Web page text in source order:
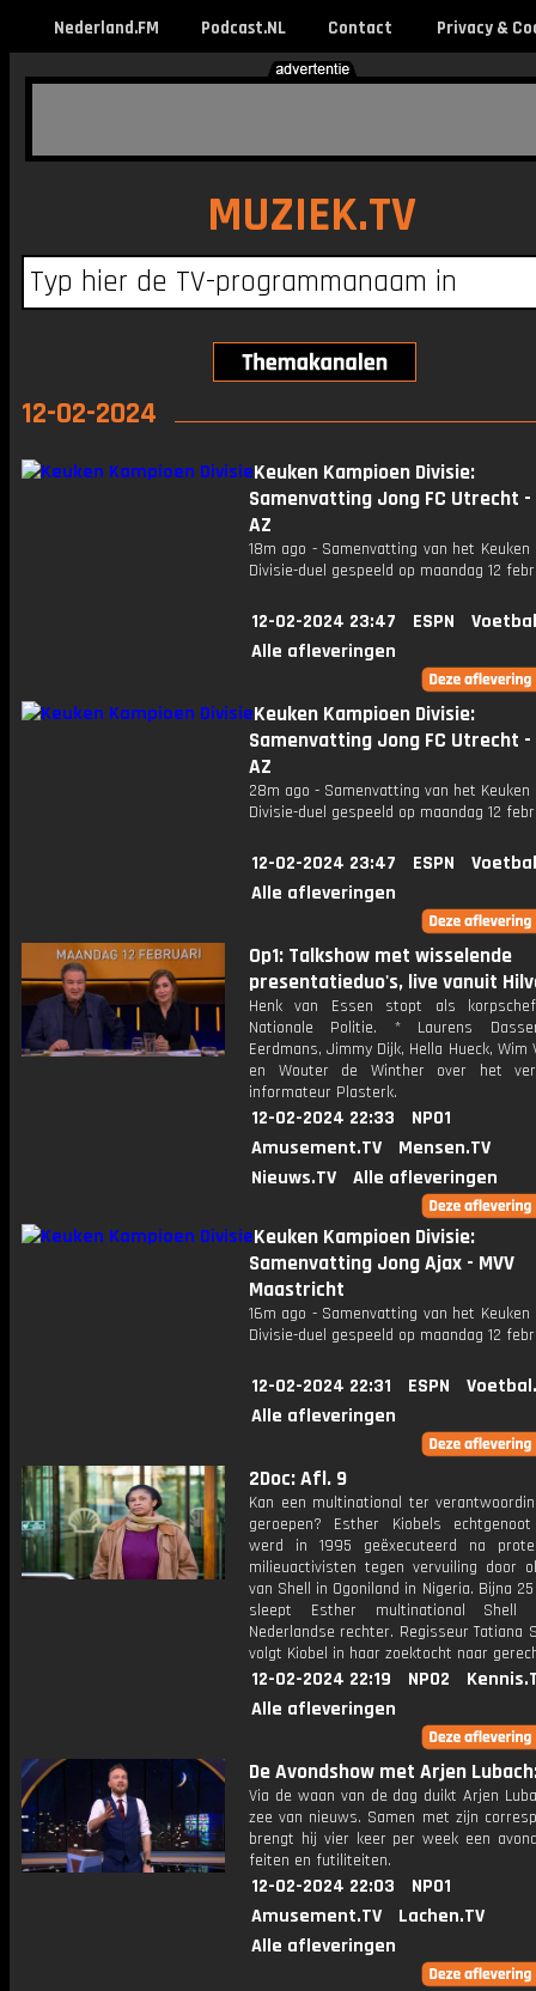
Nederland.FM Podcast.NL Contact Privacy &
MUZIEK.TV
12-02-2024
Keuken Kampioen Divisie:
Samenvatting Jong FC Utrecht
AZ
18m ago - Samenvatting van het Keuken
Divisie-duel gespeeld op maandag 12
12-02-2024 23:47 ESPN
Alle afleveringen
Keuken Kampioen Divisie:
Samenvatting Jong FC Utrecht
AZ
28m ago - Samenvatting van het Keuken
Divisie-duel gespeeld op maandag 12
12-02-2024 23:47 ESPN
Alle afleveringen
Op1: Talkshow met wisselende
presentatieduo's, live vanuit
Henk van Essen stopt als
Nationale Politie. * Laurens
Eerdmans, Jimmy Dijk, Hella Hueck, Wim
en Wouter de Winther over het
informateur Plasterk.
12-02-2024 22:33
NPO1
Amusement.TV
Mensen.TV
Nieuws.TV
Alle afleveringen
Keuken Kampioen Divisie:
Samenvatting Jong Ajax - MVV
Maastricht
16m ago - Samenvatting van het Keuken
Divisie-duel gespeeld op maandag 12
12-02-2024 22:31 ESPN
Alle afleveringen
2Doc: Afl. 9
Kan een multinational ter
geroepen? Esther Kiobels
werd in 1995 geëxecuteerd na
milieuactivisten tegen vervuiling door
van Shell in Ogoniland in Nigeria. Bijna
sleept Esther multinational Shell
Nederlandse rechter. Regisseur Tatiana
volgt Kiobel in haar zoektocht naar
12-02-2024 22:19 NPO2
Alle afleveringen
De Avondshow met Arjen
Via de waan van de dag duikt Arjen
zee van nieuws. Samen met zijn
brengt hij vier keer per week een
feiten en futiliteiten.
12-02-2024 22:03
NPO1
Amusement.TV
Lachen.TV
Alle afleveringen